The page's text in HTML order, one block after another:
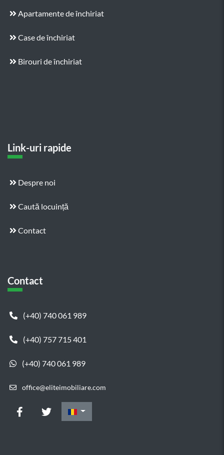
Apartamente de închiriat
Case de închiriat
Birouri de închiriat
Link-uri rapide
Despre noi
Caută locuință
Contact
Contact
(+40) 740 061 989
(+40) 757 715 401
(+40) 740 061 989
office@eliteimobiliare.com